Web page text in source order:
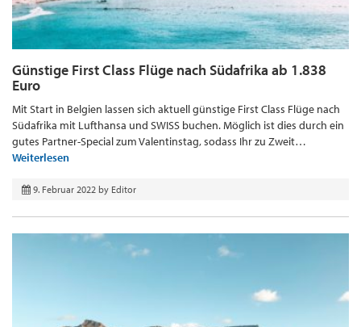
Günstige First Class Flüge nach Südafrika ab 1.838
Euro
Mit Start in Belgien lassen sich aktuell günstige First Class Flüge nach
Südafrika mit Lufthansa und SWISS buchen. Möglich ist dies durch ein
gutes Partner-Special zum Valentinstag, sodass Ihr zu Zweit…
Weiterlesen
9. Februar 2022 by Editor